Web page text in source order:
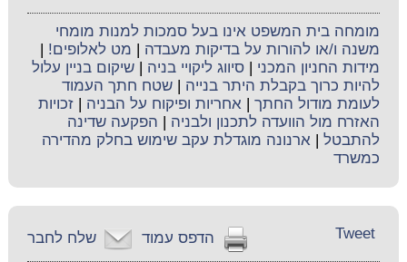
מומחה בית המשפט אינו בעל סמכות למנות מומחי
משנה ו/או להורות על בדיקות מעבדה
מט לאלופים!
מידות החניון המכני |סיווג ליקויי בניה |שיקום בניין עלול
להיות כרוך בקבלת היתר בנייה |שטח חתך העמוד
לעומת מודול החתך |אחריות ופיקוח על הבניה |זכויות
האזרח מול הוועדה לתכנון ולבניה
הפקעה שדינה
להתבטל |ארנונה מוגדלת עקב שימוש בחלק מהדירה
כמשרד
שלח לחבר הדפס עמוד Tweet